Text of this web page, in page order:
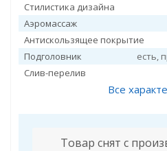
Стилистика дизайна
Аэромассаж
Антискользящее покрытие
Подголовник
есть,
Слив-перелив
Все
Товар снят с